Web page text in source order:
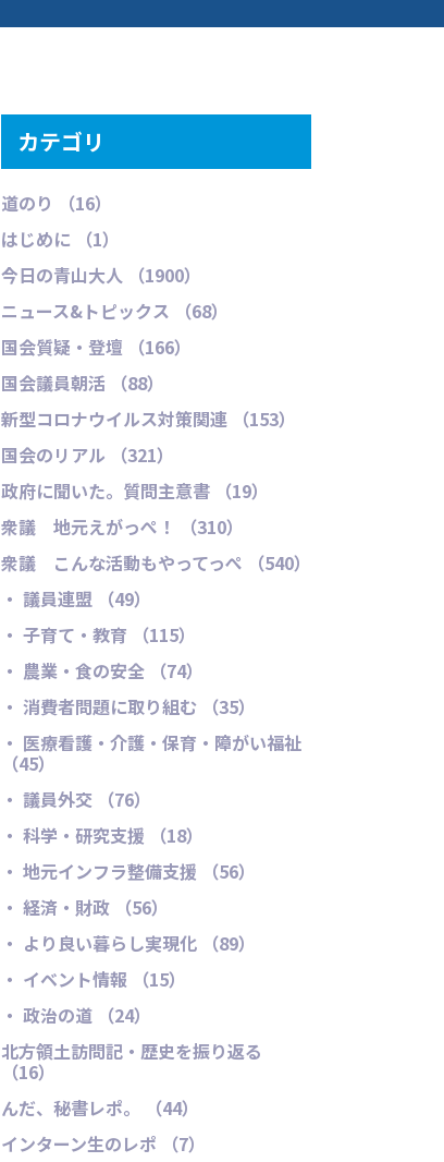
カテゴリ
道のり （16）
はじめに （1）
今日の青山大人 （1900）
ニュース&トピックス （68）
国会質疑・登壇 （166）
国会議員朝活 （88）
新型コロナウイルス対策関連 （153）
国会のリアル （321）
政府に聞いた。質問主意書 （19）
衆議 地元えがっぺ！ （310）
衆議 こんな活動もやってっぺ （540）
・ 議員連盟 （49）
・ 子育て・教育 （115）
・ 農業・食の安全 （74）
・ 消費者問題に取り組む （35）
・ 医療看護・介護・保育・障がい福祉
（45）
・ 議員外交 （76）
・ 科学・研究支援 （18）
・ 地元インフラ整備支援 （56）
・ 経済・財政 （56）
・ より良い暮らし実現化 （89）
・ イベント情報 （15）
・ 政治の道 （24）
北方領土訪問記・歴史を振り返る
（16）
んだ、秘書レポ。 （44）
インターン生のレポ （7）